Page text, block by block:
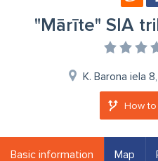
"Mārīte" SIA
K. Barona iela
How
Basic information Map